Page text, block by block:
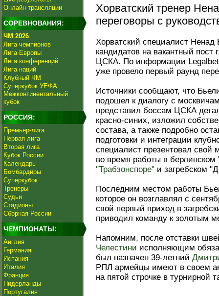
Онлайн трансляции
СОРЕВНОВАНИЯ:
ЧМ 2026
Лига чемпионов
Лига Европы
Лига конференций
Лига наций
Клубный ЧМ
Суперкубок УЕФА
Межконтинентальный
кубок
РОССИЯ:
Премьер-лига
Первая лига
Вторая лига
Кубок России
Календарь
Бомбардиры
Суперкубок
Тренеры
Судьи
Стадионы
Сборная России
ЧЕМПИОНАТЫ:
Англия
Германия
Испания
Италия
Франция
Нидерланды
Португалия
Хорватский тренер
переговоры с
Хорватский специалист
кандидатов на вакантный пост
ЦСКА. По информации Legalbet,
уже провело первый раунд
Источники сообщают, что
подошел к диалогу с
представил боссам ЦСКА
красно-синих, изложил
состава, а также подробно
подготовки и интеграции
специалист презентовал свой
во время работы в берлинском
"Трабзонспоре" и загребском
Последним местом работы
которое он возглавлял с
свой первый приход в
приводил команду к золотым
Напомним, после отставки
Челестини исполняющим
был назначен 39-летний
РПЛ армейцы имеют в своем
на пятой строчке в турнирной